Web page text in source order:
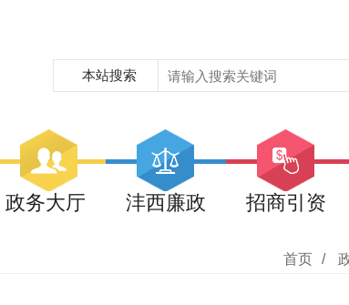
本站搜索
政务大厅 沣西廉政 招商引资
首页 /